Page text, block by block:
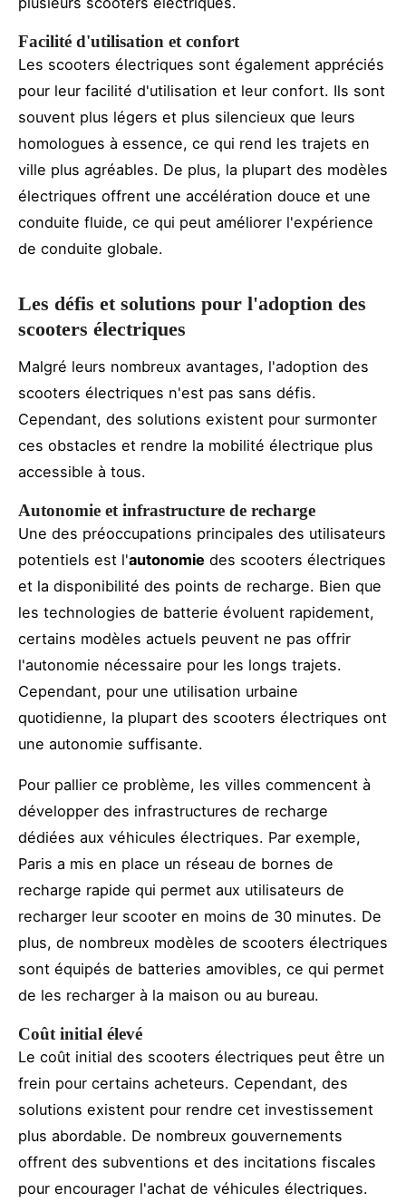
Facilité d'utilisation et confort
Les scooters électriques sont également appréciés
pour leur facilité d'utilisation et leur confort. Ils sont
souvent plus légers et plus silencieux que leurs
homologues à essence, ce qui rend les trajets en
ville plus agréables. De plus, la plupart des modèles
électriques offrent une accélération douce et une
conduite fluide, ce qui peut améliorer l'expérience
de conduite globale.
Les défis et solutions pour l'adoption des
scooters électriques
Malgré leurs nombreux avantages, l'adoption des
scooters électriques n'est pas sans défis.
Cependant, des solutions existent pour surmonter
ces obstacles et rendre la mobilité électrique plus
accessible à tous.
Autonomie et infrastructure de recharge
Une des préoccupations principales des utilisateurs
potentiels est l'autonomie des scooters électriques
et la disponibilité des points de recharge. Bien que
les technologies de batterie évoluent rapidement,
certains modèles actuels peuvent ne pas offrir
l'autonomie nécessaire pour les longs trajets.
Cependant, pour une utilisation urbaine
quotidienne, la plupart des scooters électriques ont
une autonomie suffisante.
Pour pallier ce problème, les villes commencent à
développer des infrastructures de recharge
dédiées aux véhicules électriques. Par exemple,
Paris a mis en place un réseau de bornes de
recharge rapide qui permet aux utilisateurs de
recharger leur scooter en moins de 30 minutes. De
plus, de nombreux modèles de scooters électriques
sont équipés de batteries amovibles, ce qui permet
de les recharger à la maison ou au bureau.
Coût initial élevé
Le coût initial des scooters électriques peut être un
frein pour certains acheteurs. Cependant, des
solutions existent pour rendre cet investissement
plus abordable. De nombreux gouvernements
offrent des subventions et des incitations fiscales
pour encourager l'achat de véhicules électriques.